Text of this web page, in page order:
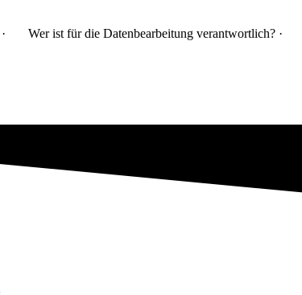
ist für die Datenbearbeitung verantwortlich? ·